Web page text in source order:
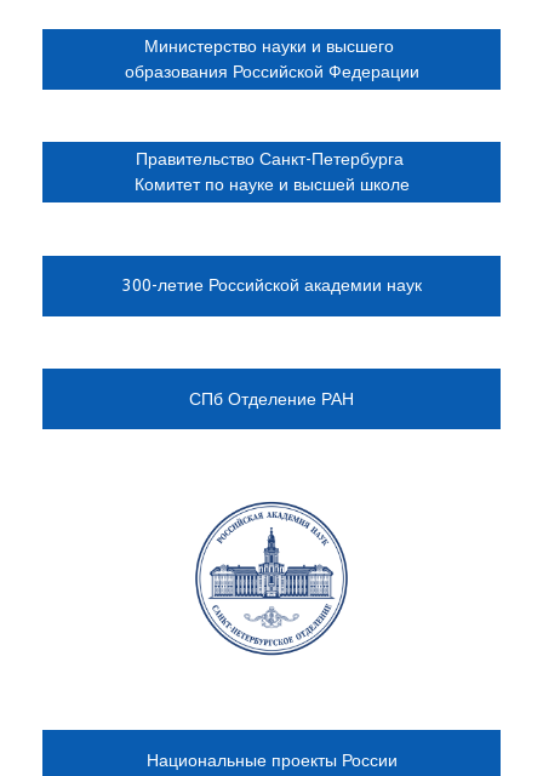
Министерство науки и высшего
образования Российской Федерации
Правительство Санкт-Петербурга
Комитет по науке и высшей школе
300-летие Российской академии наук
СПб Отделение РАН
Национальные проекты России